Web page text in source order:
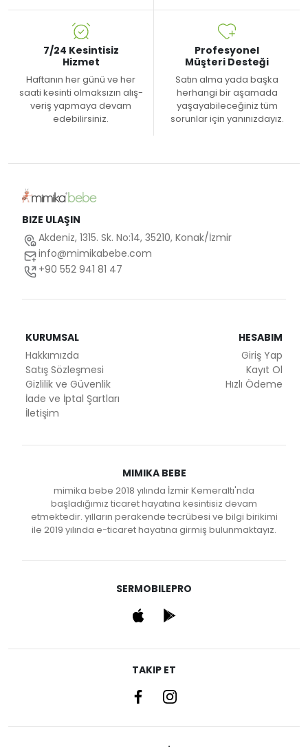
7/24 Kesintisiz
Hizmet
Haftanın her günü ve her
saati kesinti olmaksızın alış-
veriş yapmaya devam
edebilirsiniz.
Profesyonel
Müşteri Desteği
Satın alma yada başka
herhangi bir aşamada
yaşayabileceğiniz tüm
sorunlar için yanınızdayız.
BIZE ULAŞIN
Akdeniz, 1315. Sk. No:14, 35210, Konak/İzmir
info@mimikabebe.com
+90 552 941 81 47
KURUMSAL
Hakkımızda
Satış Sözleşmesi
Gizlilik ve Güvenlik
İade ve İptal Şartları
İletişim
HESABIM
Giriş Yap
Kayıt Ol
Hızlı Ödeme
MIMIKA BEBE
mimika bebe 2018 yılında İzmir Kemeraltı'nda
başladığımız ticaret hayatına kesintisiz devam
etmektedir. yılların perakende tecrübesi ve bilgi birikimi
ile 2019 yılında e-ticaret hayatına girmiş bulunmaktayız.
SERMOBILEPRO
TAKIP ET